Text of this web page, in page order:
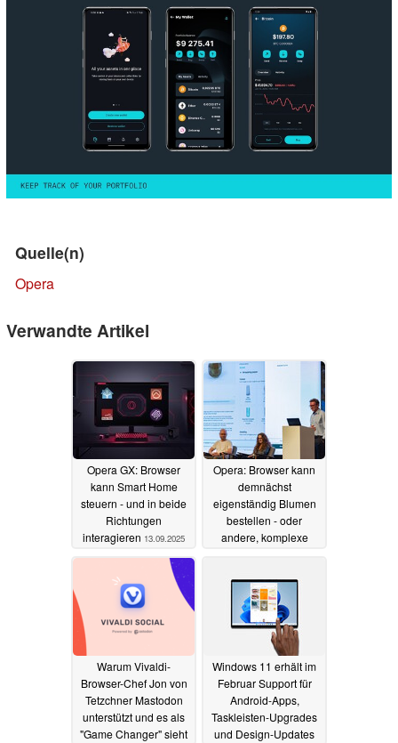
Quelle(n)
Opera
Verwandte Artikel
Opera GX: Browser
kann Smart Home
steuern - und in beide
Richtungen
interagieren 13.09.2025
Opera: Browser kann
demnächst
eigenständig Blumen
bestellen - oder
andere, komplexe
Warum Vivaldi-
Browser-Chef Jon von
Tetzchner Mastodon
unterstützt und es als
"Game Changer" sieht
Windows 11 erhält im
Februar Support für
Android-Apps,
Taskleisten-Upgrades
und Design-Updates